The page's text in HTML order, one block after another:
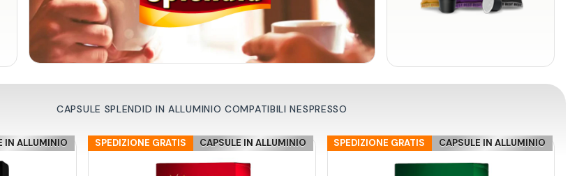
CAPSULE SPLENDID IN ALLUMINIO COMPATIBILI NESPRESSO
IN ALLUMINIO SPEDIZIONE GRATIS CAPSULE IN ALLUMINIO SPEDIZIONE GRATIS CAPSULE IN ALLUMINIO